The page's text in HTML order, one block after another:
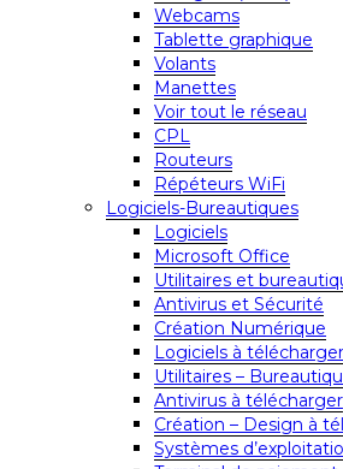
Webcams
Tablette graphique
Volants
Manettes
Voir tout le réseau
CPL
Routeurs
Répéteurs WiFi
Logiciels-Bureautiques
Logiciels
Microsoft Office
Utilitaires et
Antivirus et Sécurité
Création Numérique
Logiciels à télécharger
Utilitaires –
Antivirus à télécharger
Création – Design à
Systèmes